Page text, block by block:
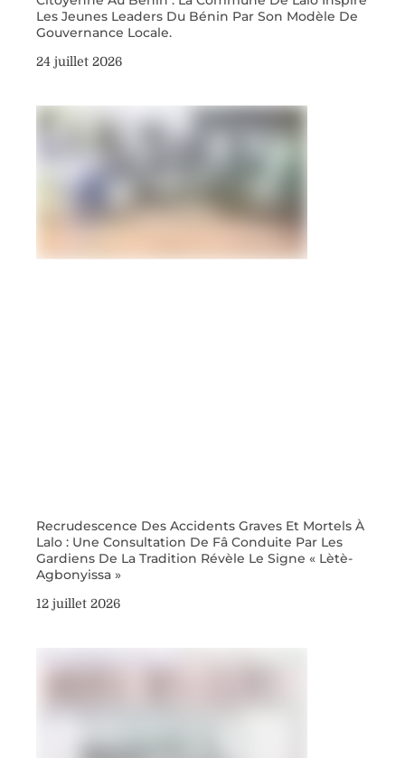
Les Jeunes Leaders Du Bénin Par Son Modèle De
Gouvernance Locale.
24 juillet 2026
Recrudescence Des Accidents Graves Et Mortels À
Lalo : Une Consultation De Fâ Conduite Par Les
Gardiens De La Tradition Révèle Le Signe « Lètè-
Agbonyissa »
12 juillet 2026